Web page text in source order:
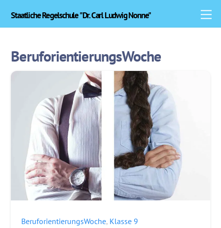
Staatliche Regelschule "Dr. Carl Ludwig Nonne"
BeruforientierungsWoche
BeruforientierungsWoche, Klasse 9